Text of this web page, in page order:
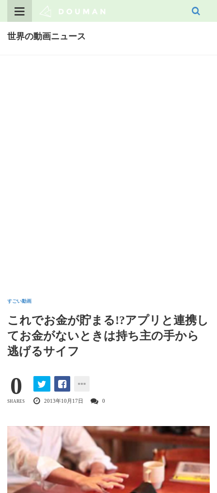
世界の動画ニュース
すごい動画
これでお金が貯まる!?アプリと連携し
てお金がないときは持ち主の手から
逃げるサイフ
0
SHARES 2013年10月17日 0